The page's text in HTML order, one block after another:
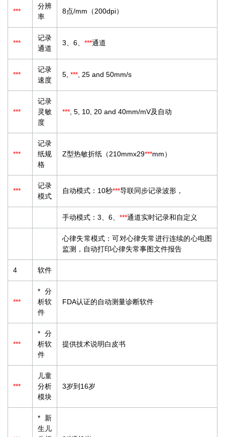
***
分辨
率
8点/mm（200dpi）
***
记录
通道
3、6、 ***通道
***
记录
速度
5, *** , 25 and 50mm/s
***
记录
灵敏
度
*** , 5, 10, 20 and 40mm/mV及自动
***
记录
纸规
格
Z型热敏折纸（210mmx29***mm）
***
记录
模式
自动模式：10秒***导联同步记录波形，
手动模式：3、6、 ***通道实时记录和自定义
心律失常模式：可对心律失常进行连续的心电图
监测，自动打印心律失常事图文件报告
4 软件
***
*分
析软
件
FDA认证的自动测量诊断软件
***
*分
析软
件
提供技术说明白皮书
***
儿童
分析
模块
3岁到16岁
*新
生儿